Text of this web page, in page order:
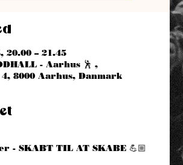
20.00 – 21.45
- Aarhus 🕺 ,
8000 Aarhus, Danmark
- SKABT TIL AT SKABE 💪🏼